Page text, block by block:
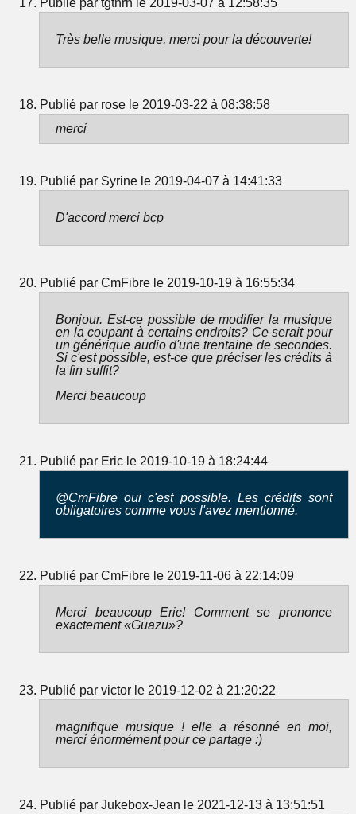
Publié par tgtnrn le 2019-03-07 à 12:58:35
Très belle musique, merci pour la découverte!
Publié par rose le 2019-03-22 à 08:38:58
merci
Publié par Syrine le 2019-04-07 à 14:41:33
D'accord merci bcp
Publié par CmFibre le 2019-10-19 à 16:55:34
Bonjour. Est-ce possible de modifier la musique
en la coupant à certains endroits? Ce serait pour
un générique audio d'une trentaine de secondes.
Si c'est possible, est-ce que préciser les crédits à
la fin suffit?
Merci beaucoup
Publié par Eric le 2019-10-19 à 18:24:44
@CmFibre oui c'est possible. Les crédits sont
obligatoires comme vous l'avez mentionné.
Publié par CmFibre le 2019-11-06 à 22:14:09
Merci beaucoup Eric! Comment se prononce
exactement «Guazu»?
Publié par victor le 2019-12-02 à 21:20:22
magnifique musique ! elle a résonné en moi,
merci énormément pour ce partage :)
Publié par Jukebox-Jean le 2021-12-13 à 13:51:51